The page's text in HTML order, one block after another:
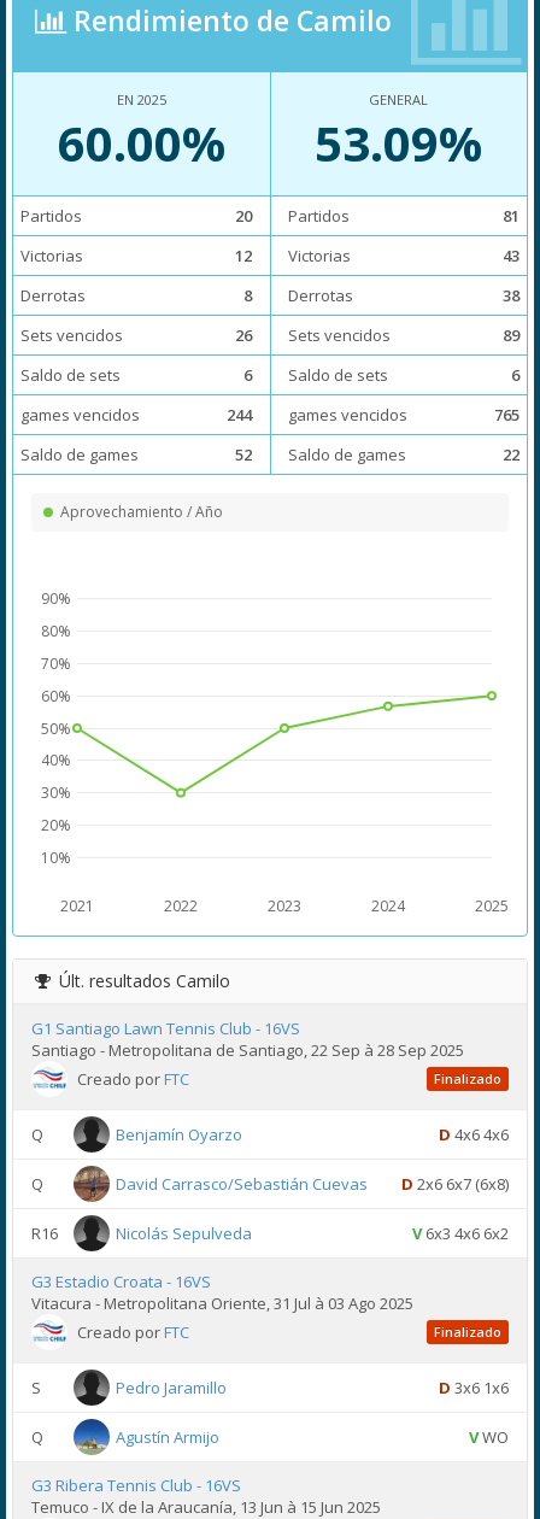
Rendimiento de Camilo
EN 2025
60.00%
Partidos
20
Victorias
12
Derrotas
8
Sets vencidos
26
Saldo de sets
6
games vencidos
244
Saldo de games
52
GENERAL
53.09%
Partidos
81
Victorias
43
Derrotas
38
Sets vencidos
89
Saldo de sets
6
games vencidos
765
Saldo de games
22
Aprovechamiento / Año
2021 2022 2023 2024 2025
10%
20%
30%
40%
50%
60%
70%
80%
90%
Últ. resultados Camilo
G1 Santiago Lawn Tennis Club - 16VS
Santiago - Metropolitana de Santiago, 22 Sep à 28 Sep 2025
Creado porFTC Finalizado
Q Benjamín Oyarzo D 4x6 4x6
Q David Carrasco/Sebastián Cuevas D 2x6 6x7 (6x8)
R16 Nicolás Sepulveda V6x3 4x6 6x2
G3 Estadio Croata - 16VS
Vitacura - Metropolitana Oriente, 31 Jul à 03 Ago 2025
Creado porFTC Finalizado
S Pedro Jaramillo D 3x6 1x6
Q Agustín Armijo VWO
G3 Ribera Tennis Club - 16VS
Temuco - IX de la Araucanía, 13 Jun à 15 Jun 2025